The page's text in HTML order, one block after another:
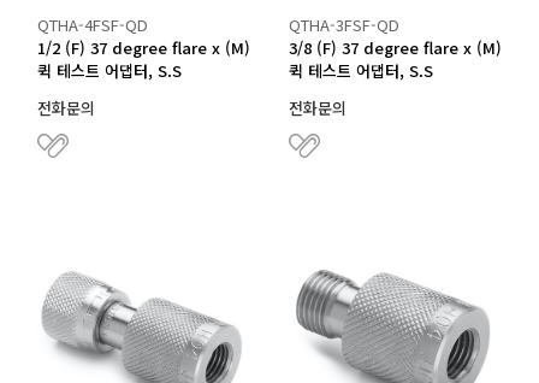
QTHA-4FSF-QD
1/2 (F) 37 degree flare x (M)
퀵 테스트 어댑터, S.S
전화문의
QTHA-3FSF-QD
3/8 (F) 37 degree flare x (M)
퀵 테스트 어댑터, S.S
전화문의